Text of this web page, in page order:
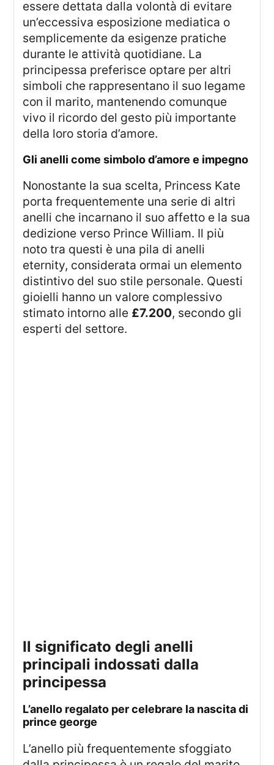
essere dettata dalla volontà di evitare
un’eccessiva esposizione mediatica o
semplicemente da esigenze pratiche
durante le attività quotidiane. La
principessa preferisce optare per altri
simboli che rappresentano il suo legame
con il marito, mantenendo comunque
vivo il ricordo del gesto più importante
della loro storia d’amore.
gli anelli come simbolo d’amore e impegno
Nonostante la sua scelta, Princess Kate
porta frequentemente una serie di altri
anelli che incarnano il suo affetto e la sua
dedizione verso Prince William. Il più
noto tra questi è una pila di anelli
eternity, considerata ormai un elemento
distintivo del suo stile personale. Questi
gioielli hanno un valore complessivo
stimato intorno alle £7.200, secondo gli
esperti del settore.
il significato degli anelli
principali indossati dalla
principessa
l’anello regalato per celebrare la nascita di
prince george
L’anello più frequentemente sfoggiato